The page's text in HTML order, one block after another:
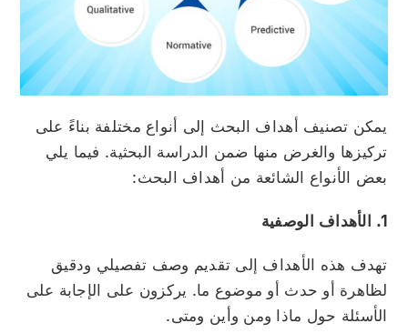
يمكن تصنيف أهداف البحث إلى أنواع مختلفة بناءً على
تركيزها والغرض منها ضمن الدراسة البحثية. فيما يلي
بعض الأنواع الشائعة من أهداف البحث:
1. الأهداف الوصفية
تهدف هذه الأهداف إلى تقديم وصف تفصيلي ودقيق
لظاهرة أو حدث أو موضوع ما. يركزون على الإجابة على
الأسئلة حول ماذا ومن وأين ومتى.